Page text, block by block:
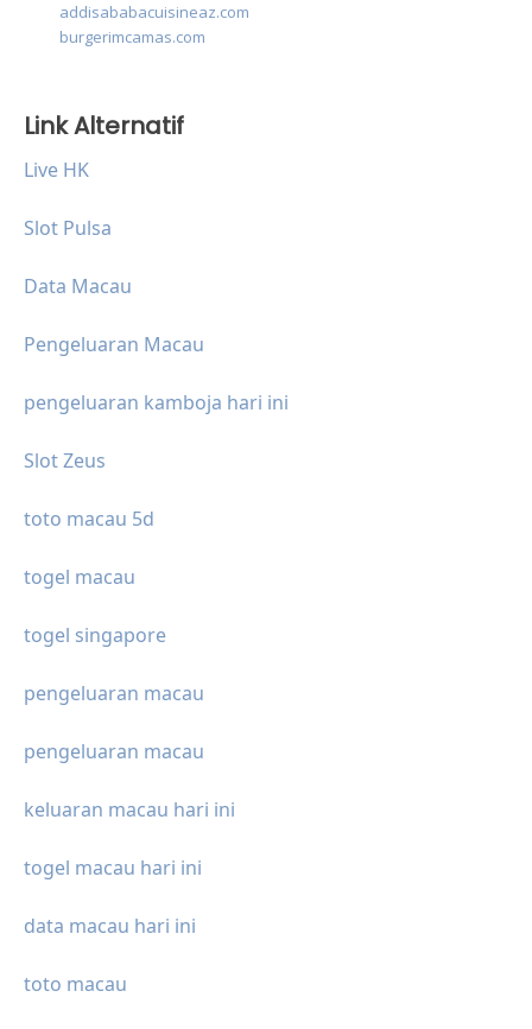
addisababacuisineaz.com
burgerimcamas.com
Link Alternatif
Live HK
Slot Pulsa
Data Macau
Pengeluaran Macau
pengeluaran kamboja hari ini
Slot Zeus
toto macau 5d
togel macau
togel singapore
pengeluaran macau
pengeluaran macau
keluaran macau hari ini
togel macau hari ini
data macau hari ini
toto macau